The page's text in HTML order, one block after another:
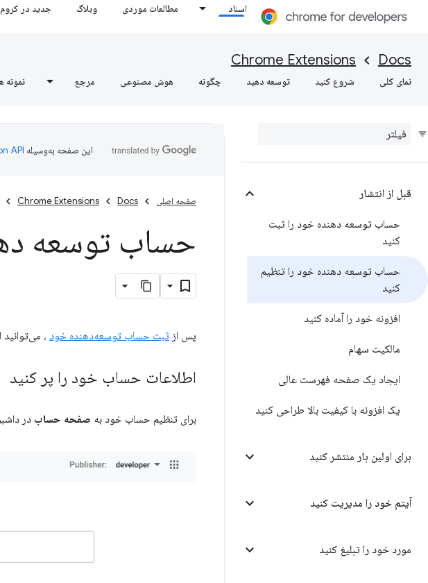
اسناد مطالعات موردی وبلاگ جدید در کروم
Docs
Chrome Extensions
نمای کلی شروع کنید توسعه دهید چگونه هوش مصنوعی مرجع نمونه
قبل از انتشار
حساب توسعه دهنده خود را ثبت
کنید
حساب توسعه دهنده خود را تنظیم
کنید
افزونه خود را آماده کنید
مالکیت سهام
ایجاد یک صفحه فهرست عالی
یک افزونه با کیفیت بالا طراحی کنید
برای اولین بار منتشر کنید
آیتم خود را مدیریت کنید
مورد خود را تبلیغ کنید
این صفحه به‌وسیله
صفحه اصلی Docs
Chrome Extensions
حساب توسعه
پس از ثبت حساب توسعه‌دهنده خود ،
اطلاعات حساب خود را پر کنید
برای تنظیم حساب خود به صفحه حساب در